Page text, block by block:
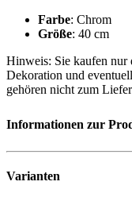
Farbe: Chrom
Größe: 40 cm
Hinweis: Sie kaufen nur
Dekoration und
gehören nicht zum
Informationen zur
Varianten